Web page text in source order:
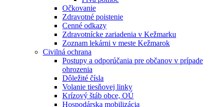
Očkovanie
Zdravotné poistenie
Cenné odkazy
Zdravotnícke zariadenia v Kežmarku
Zoznam lekárni v meste Kežmarok
Civilná ochrana
Postupy a odporúčania pre občanov v prípade
ohrozenia
Dôležité čísla
Volanie tiesňovej linky
Krízový štáb obce, OÚ
Hospodárska mobilizácia